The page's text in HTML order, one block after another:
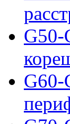
G50-
G60-